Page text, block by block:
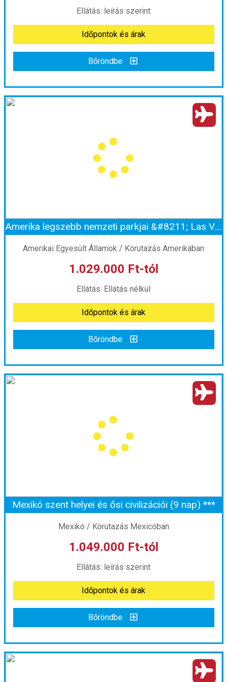
Időpontok és árak
Bőröndbe
Ellátás: leírás szerint
Időpontok és árak
Bőröndbe
Toronto, Niagara-vízesés és New York a nyári szünetben - magyar idegenvezetéssel
Körutazás Kanadában
Utazás módja:
Ellátás: leírás szerint
Szálláskategória:Program szerint
Szobatípus:
Időpont: 2026-08-19 | 8 éj
már 1.014.000 Ft-tól
Időpontok és árak
Bőröndbe
Amerika legszebb nemzeti parkjai &#8211; Las Vegastól a Grand Canyonig magyar idegenvezetéssel
Amerikai Egyesült Államok / Körutazás Amerikában
1.029.000 Ft-tól
Ellátás: Ellátás nélkül
Időpontok és árak
Bőröndbe
Amerika legszebb nemzeti parkjai &#8211; Las Vegastól a Grand Canyonig magyar idegenvezetéssel
Körutazás Amerikában
Utazás módja:
Repülővel
Ellátás:
Ellátás nélkül
Szálláskategória:Program szerint
Szobatípus:
Időpont: 2027-06-21 | 8 éj
már 1.029.000 Ft-tól
Időpontok és árak
Bőröndbe
Mexikó szent helyei és ősi civilizációi (9 nap) ***
Mexikó / Körutazás Mexicóban
1.049.000 Ft-tól
Ellátás: leírás szerint
Időpontok és árak
Bőröndbe
Mexikó szent helyei és ősi civilizációi (9 nap) ***